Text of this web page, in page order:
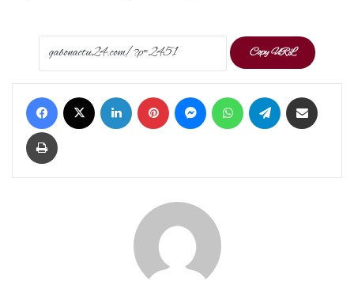
Copy URL
Facebook LinkedIn Pinterest Messenger WhatsApp Telegram
Print